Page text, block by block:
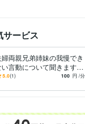
サービス
婦両親兄弟姉妹の我慢でき
い言動について聞きます
人になっても[いじめ]は絶
。
5.0(1) 100 円 /分